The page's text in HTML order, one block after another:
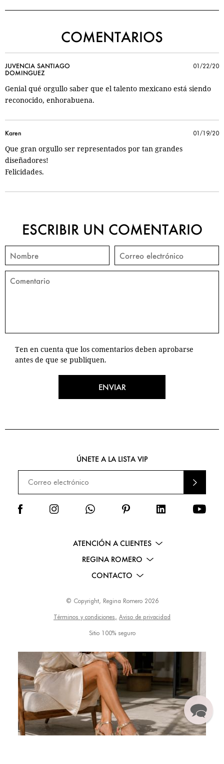
COMENTARIOS
JUVENCIA SANTIAGO
DOMINGUEZ
Genial qué orgullo saber que el talento mexicano está siendo
reconocido, enhorabuena.
01/22/20
Karen
Que gran orgullo ser representados por tan grandes
diseñadores!
Felicidades.
01/19/20
ESCRIBIR UN COMENTARIO
Ten en cuenta que los comentarios deben aprobarse
antes de que se publiquen.
ENVIAR
ATENCIÓN A CLIENTES
REGINA ROMERO
CONTACTO
ÚNETE A LA LISTA VIP
ENVI
AR
© Copyright, Regina Romero 2026
Términos y condiciones, Aviso de privacidad
Sitio 100% seguro